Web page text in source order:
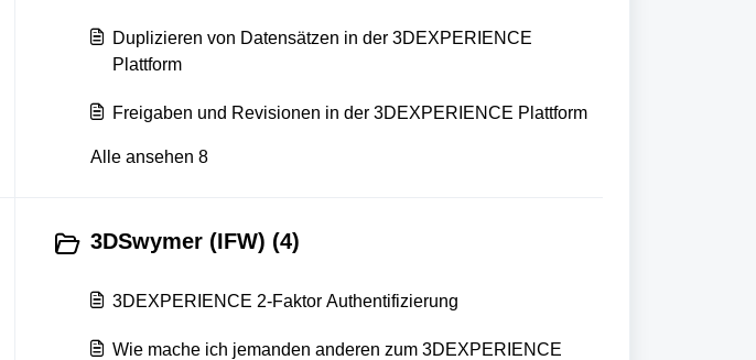
Duplizieren von Datensätzen in der 3DEXPERIENCE
Plattform
Freigaben und Revisionen in der 3DEXPERIENCE Plattform
Alle ansehen 8
3DSwymer (IFW) (4)
3DEXPERIENCE 2-Faktor Authentifizierung
Wie mache ich jemanden anderen zum 3DEXPERIENCE